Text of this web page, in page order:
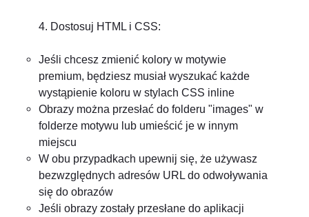
4. Dostosuj HTML i CSS:
Jeśli chcesz zmienić kolory w motywie
premium, będziesz musiał wyszukać każde
wystąpienie koloru w stylach CSS inline
Obrazy można przesłać do folderu "images" w
folderze motywu lub umieścić je w innym
miejscu
W obu przypadkach upewnij się, że używasz
bezwzględnych adresów URL do odwoływania
się do obrazów
Jeśli obrazy zostały przesłane do aplikacji